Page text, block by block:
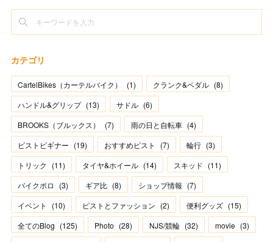
カテゴリ
CartelBikes（カーテルバイク） (1) クランク&ペダル (8)
ハンドル&グリップ (13) サドル (6)
BROOKS（ブルックス）
(7) 雨の日と自転車 (4)
ピストビギナー (19) おすすめピスト (7) 輪行 (3)
トリック
(11) タイヤ&ホイール (14) スキッド (11)
バイクポロ
(3) ギア比 (8) ショップ情報 (7)
イベント
(10) ピストとファッション (2) 便利グッズ (15)
全てのBlog (125) Photo (28) NJS/競輪 (32) movie (3)